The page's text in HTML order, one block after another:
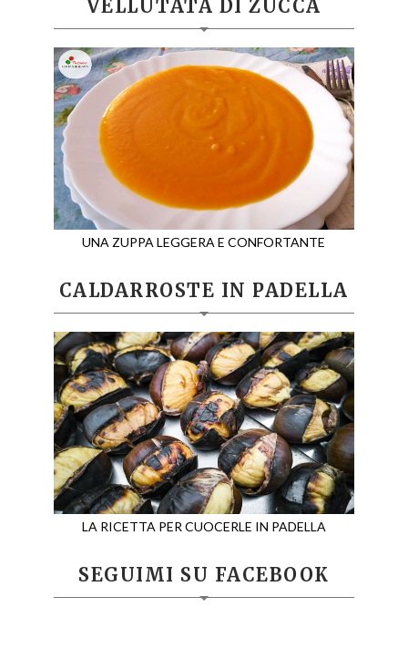
VELLUTATA DI ZUCCA
UNA ZUPPA LEGGERA E CONFORTANTE
CALDARROSTE IN PADELLA
LA RICETTA PER CUOCERLE IN PADELLA
SEGUIMI SU FACEBOOK